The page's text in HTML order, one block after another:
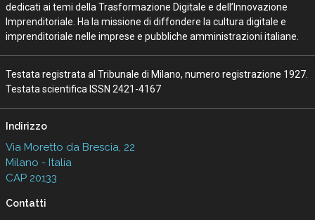
dedicati ai temi della Trasformazione Digitale e dell’Innovazione
Imprenditoriale. Ha la missione di diffondere la cultura digitale e
imprenditoriale nelle imprese e pubbliche amministrazioni italiane.
Testata registrata al Tribunale di Milano, numero registrazione 1927.
Testata scientifica ISSN 2421-4167
Indirizzo
Via Moretto da Brescia, 22
Milano - Italia
CAP 20133
Contatti